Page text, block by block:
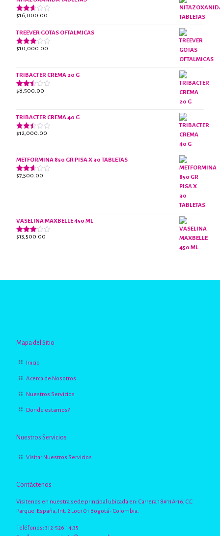
Valorado
2.61
de 5
$16,000.00
TREEVER GOTAS OFTALMICAS
Valorado
$10,000.00
TRIBACTER CREMA 20 G
Valorado
$8,500.00
TRIBACTER CREMA 40 G
Valorado
$12,000.00
METFORMINA 850 GR PISA X 30 TABLETAS
Valorado
$7,500.00
VASELINA MAXBELLE 450 ML
Valorado
$13,500.00
Mapa del Sitio
Inicio
Acerca de Nosotros
Nuestros Servicios
Donde estamos?
Nuestros Servicios
Visitar Nuestros Servicios
Contáctenos
Visitenos en nuestra sede principal ubicada en: Carrera 18#11A-16, C.C
Parque. España, Int. 2 Loc 101 Bogotá - Colombia.
Teléfonos: 312-526.14.35